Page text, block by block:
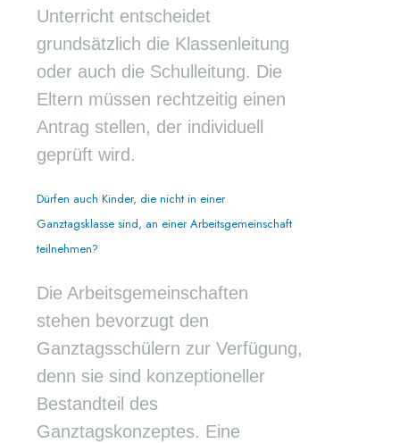
Unterricht entscheidet
grundsätzlich die Klassenleitung
oder auch die Schulleitung. Die
Eltern müssen rechtzeitig einen
Antrag stellen, der individuell
geprüft wird.
Dürfen auch Kinder, die nicht in einer
Ganztagsklasse sind, an einer Arbeitsgemeinschaft
teilnehmen?
Die Arbeitsgemeinschaften
stehen bevorzugt den
Ganztagsschülern zur Verfügung,
denn sie sind konzeptioneller
Bestandteil des
Ganztagskonzeptes. Eine